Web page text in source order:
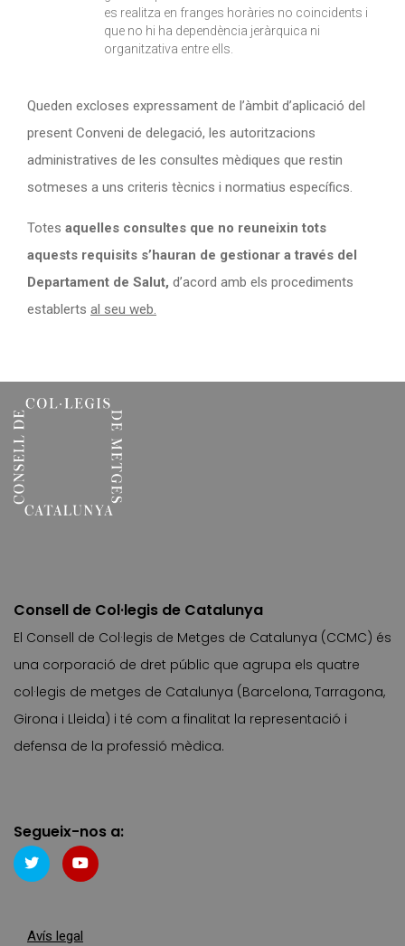
es realitza en franges horàries no coincidents i
que no hi ha dependència jeràrquica ni
organitzativa entre ells.
Queden excloses expressament de l’àmbit d’aplicació del
present Conveni de delegació, les autoritzacions
administratives de les consultes mèdiques que restin
sotmeses a uns criteris tècnics i normatius específics.
Totes aquelles consultes que no reuneixin tots
aquests requisits s’hauran de gestionar a través del
Departament de Salut, d’acord amb els procediments
establerts al seu web.
Consell de Col·legis de Catalunya
El Consell de Col·legis de Metges de Catalunya (CCMC) és
una corporació de dret públic que agrupa els quatre
col·legis de metges de Catalunya (Barcelona, Tarragona,
Girona i Lleida) i té com a finalitat la representació i
defensa de la professió mèdica.
Segueix-nos a:
Avís legal